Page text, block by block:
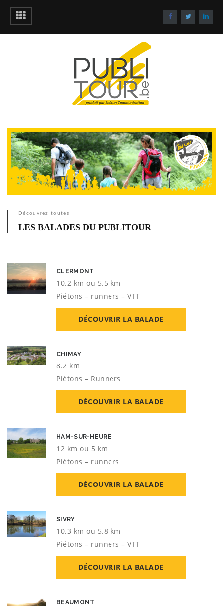
Découvrez toutes
LES BALADES DU PUBLITOUR
CLERMONT
10.2 km ou 5.5 km
Piétons – runners – VTT
DÉCOUVRIR LA BALADE
CHIMAY
8.2 km
Piétons – Runners
DÉCOUVRIR LA BALADE
HAM-SUR-HEURE
12 km ou 5 km
Piétons – runners
DÉCOUVRIR LA BALADE
SIVRY
10.3 km ou 5.8 km
Piétons – runners – VTT
DÉCOUVRIR LA BALADE
BEAUMONT